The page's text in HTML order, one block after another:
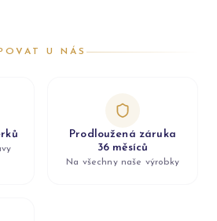
U NÁS
Prodloužená záruka
36 měsíců
Na všechny naše výrobky